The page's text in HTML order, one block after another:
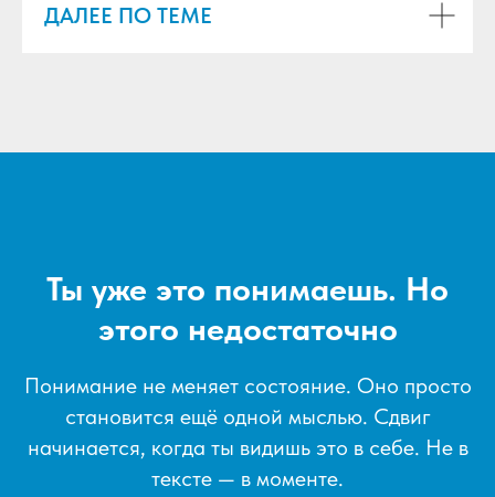
ДАЛЕЕ ПО ТЕМЕ
Ты уже это понимаешь. Но
этого недостаточно
Понимание не меняет состояние. Оно просто
становится ещё одной мыслью. Сдвиг
начинается, когда ты видишь это в себе. Не в
тексте — в моменте.